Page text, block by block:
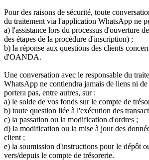
Pour des raisons de sécurité, toute
du traitement via l'application WhatsApp ne
a) l'assistance lors du processus d'ouverture
des étapes de la procédure d'inscription) ;
b) la réponse aux questions des clients
d'OANDA.
Une conversation avec le responsable du
WhatsApp ne contiendra jamais de liens ni
portera pas, entre autres, sur :
a) le solde de vos fonds sur le compte de
b) toute question liée à l'exécution des
c) la passation ou la modification d'ordres ;
d) la modification ou la mise à jour des
client ;
e) la soumission d'instructions pour le dépôt
vers/depuis le compte de trésorerie.